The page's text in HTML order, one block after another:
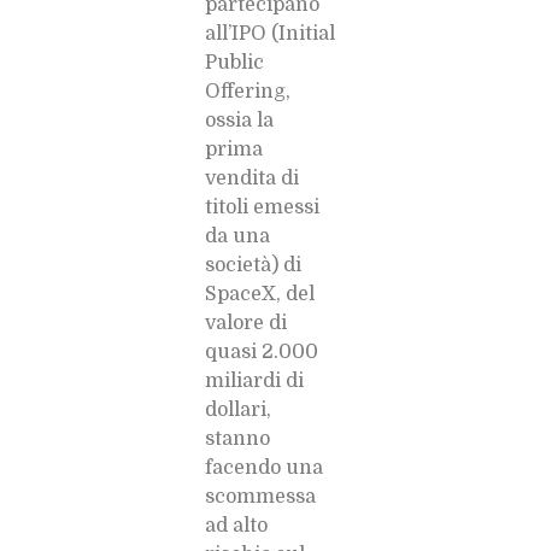
partecipano
all’IPO (Initial
Public
Offering,
ossia la
prima
vendita di
titoli emessi
da una
società) di
SpaceX, del
valore di
quasi 2.000
miliardi di
dollari,
stanno
facendo una
scommessa
ad alto